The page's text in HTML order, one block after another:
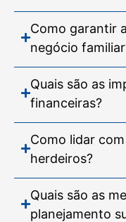
Como garantir
negócio
Quais são as
financeiras?
Como lidar
herdeiros?
Quais são as
planejamento